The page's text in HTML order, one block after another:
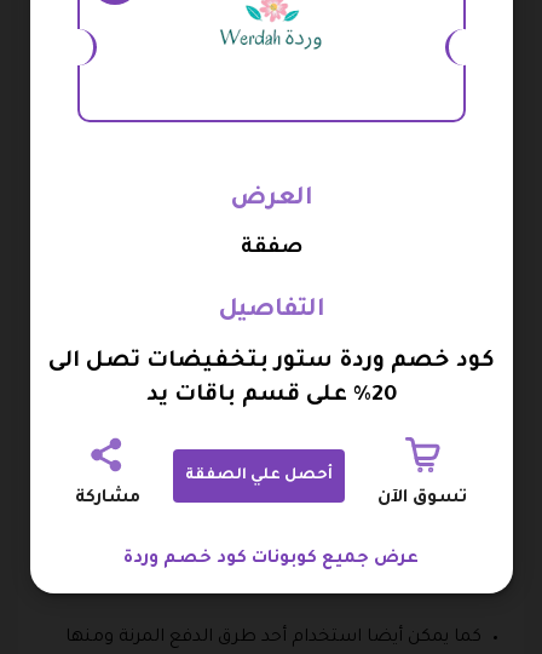
كما يتم وصول الطلب الذي يشمل كود الخصم من وردة
إلى العميل خلال يوم واحد فقط من الطلب، وذلك بجودة
بتوصيل الطلب الذي يشمل قسيمة شراء وردة إلى
يتم إرسال الطلب بطريقة تغليف الهدايا، مع التعبئة
خصم متجر وردة للتلف أثناء عملية الشحن.
الإلكتروني، منذ تسلم الطلب من قبل شركة الشحن.
خدمة الدفع:
يسمح المتجر الذي يقدم كود خصم وردة
باستخدام العديد من طرق الدفع المتعددة ومنها الدفع
كما يمكن أيضا استخدام أحد طرق الدفع المرنة ومنها
العرض
صفقة
التفاصيل
كود خصم وردة ستور بتخفيضات تصل الى
20% على قسم باقات يد
تسوق الآن
أحصل علي الصفقة
مشاركة
عرض جميع كوبونات كود خصم وردة